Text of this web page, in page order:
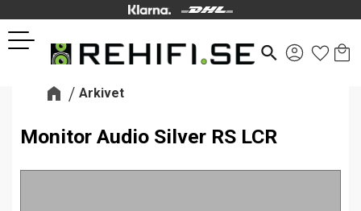
Meny
search
Arkivet
Monitor Audio Silver RS LCR